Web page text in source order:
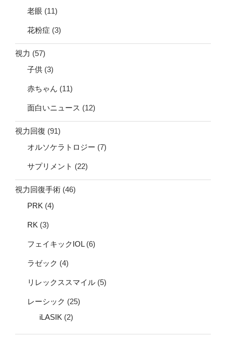
老眼 (11)
花粉症 (3)
視力 (57)
子供 (3)
赤ちゃん (11)
面白いニュース (12)
視力回復 (91)
オルソケラトロジー (7)
サプリメント (22)
視力回復手術 (46)
PRK (4)
RK (3)
フェイキックIOL(6)
ラゼック (4)
リレックススマイル (5)
レーシック (25)
iLASIK (2)